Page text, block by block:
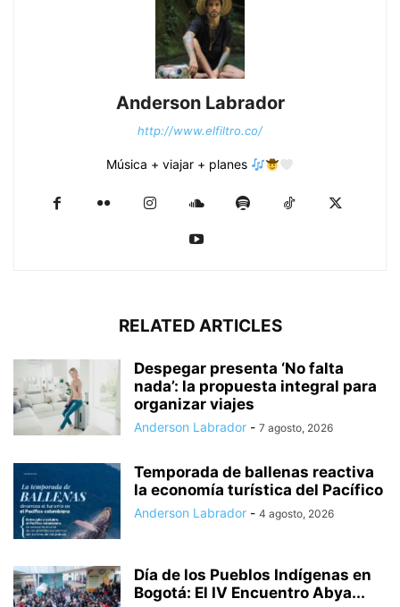
Anderson Labrador
http://www.elfiltro.co/
Música + viajar + planes
RELATED ARTICLES
Despegar presenta ‘No falta
nada’: la propuesta integral para
organizar viajes
Anderson Labrador - 7 agosto, 2026
Temporada de ballenas reactiva
la economía turística del Pacífico
Anderson Labrador - 4 agosto, 2026
Día de los Pueblos Indígenas en
Bogotá: El IV Encuentro Abya...